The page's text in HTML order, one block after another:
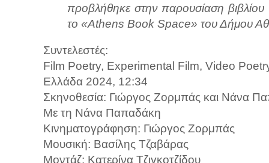
προβλήθηκε στην παρουσίαση
το «Athens Book Space» του Δήμου
Συντελεστές:
Film Poetry, Experimental Film, Video
Ελλάδα 2024, 12:34
Σκηνοθεσία: Γιώργος Ζορμπάς και Νάνα
Με τη Νάνα Παπαδάκη
Κινηματογράφηση: Γιώργος Ζορμπάς
Μουσική: Βασίλης Τζαβάρας
Μοντάζ: Κατερίνα Τζιγκοτζίδου